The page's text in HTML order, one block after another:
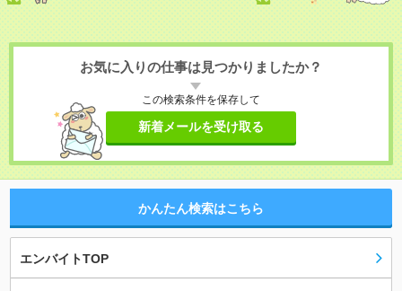
お気に入りの仕事は見つかりましたか？
この検索条件を保存して
新着メールを受け取る
かんたん検索はこちら
エンバイトTOP